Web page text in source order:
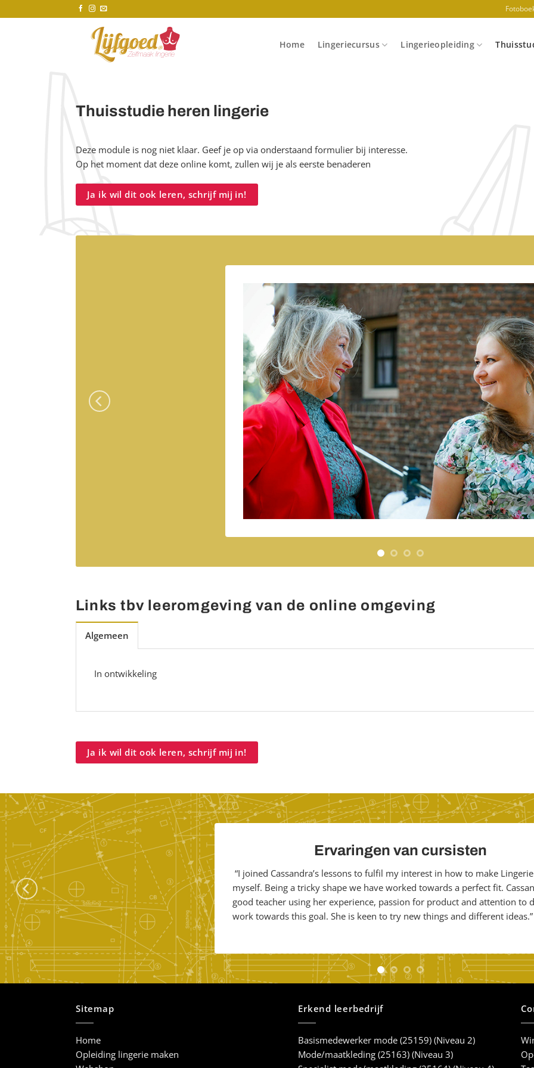
naar
Home Lingeriecursus Lingerieopleiding
Thuisstudie heren lingerie
Deze module is nog niet klaar. Geef je op via onderstaand formulier bij interesse.
Op het moment dat deze online komt, zullen wij je als eerste benaderen
Ja ik wil dit ook leren, schrijf mij in!
Links tbv leeromgeving van de online omgeving
Algemeen
In ontwikkeling
Ja ik wil dit ook leren, schrijf mij in!
Ervaringen van cursisten
“I joined Cassandra’s lessons to fulfil my interest in how to make
myself. Being a tricky shape we have worked towards a perfect fit.
good teacher using her experience, passion for product and attention to
work towards this goal. She is keen to try new things and different ideas.”
Sitemap
Home
Opleiding lingerie maken
Erkend leerbedrijf
Basismedewerker mode (25159) (Niveau 2)
Mode/maatkleding (25163) (Niveau 3)